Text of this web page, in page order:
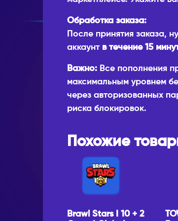
Обработка заказа:
После принятия заказа,
аккаунт в течение 15
Важно: Все пополнения
максимальным уровнем
через авторизованных
риска блокировок.
Похожие
Brawl Stars I 10 + 2